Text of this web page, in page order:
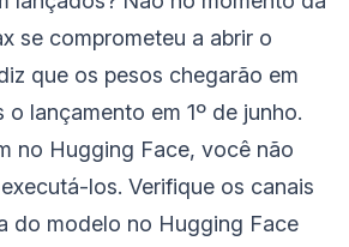
se comprometeu a abrir o
que os pesos chegarão em
lançamento em 1º de junho.
no Hugging Face, você não
los. Verifique os canais
do modelo no Hugging Face